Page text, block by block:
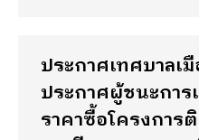
ประกาศเทศบาลเ
ประกาศผู้ชนะการ
ราคาซื้อโครงการ